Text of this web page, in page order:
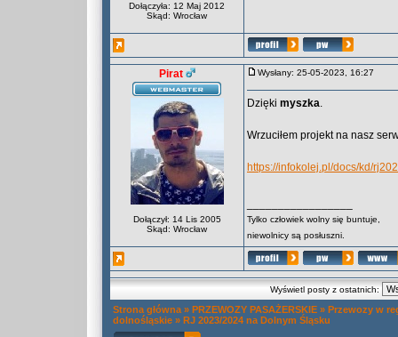
Dołączyła: 12 Maj 2012
Skąd: Wrocław
Pirat
Dołączył: 14 Lis 2005
Skąd: Wrocław
Wysłany: 25-05-2023, 16:27
Dzięki myszka.
Wrzuciłem projekt na nasz
https://infokolej.pl/docs/kd/
Tylko człowiek wolny się buntuje,
niewolnicy są posłuszni.
Wyświetl posty z ostatnich:
Strona główna » PRZEWOZY PASAŻERSKIE » Przewozy w
dolnośląskie » RJ 2023/2024 na Dolnym Śląsku